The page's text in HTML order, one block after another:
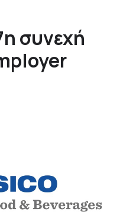
συνεχή